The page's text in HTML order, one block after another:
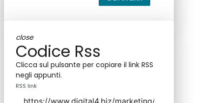
close
Codice Rss
Clicca sul pulsante per copiare il link RSS
negli appunti.
RSS link